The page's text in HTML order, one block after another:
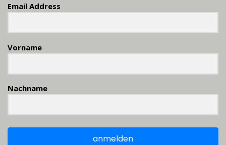
Email Address
Vorname
Nachname
anmelden